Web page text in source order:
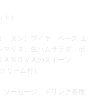
）
タン）ブイヤ―ベース エ
リネ、生ハムサラダ、ボ
ＡＮＯＶＡのスイーツ
リーム付）
ーセージ、ドリンク各種